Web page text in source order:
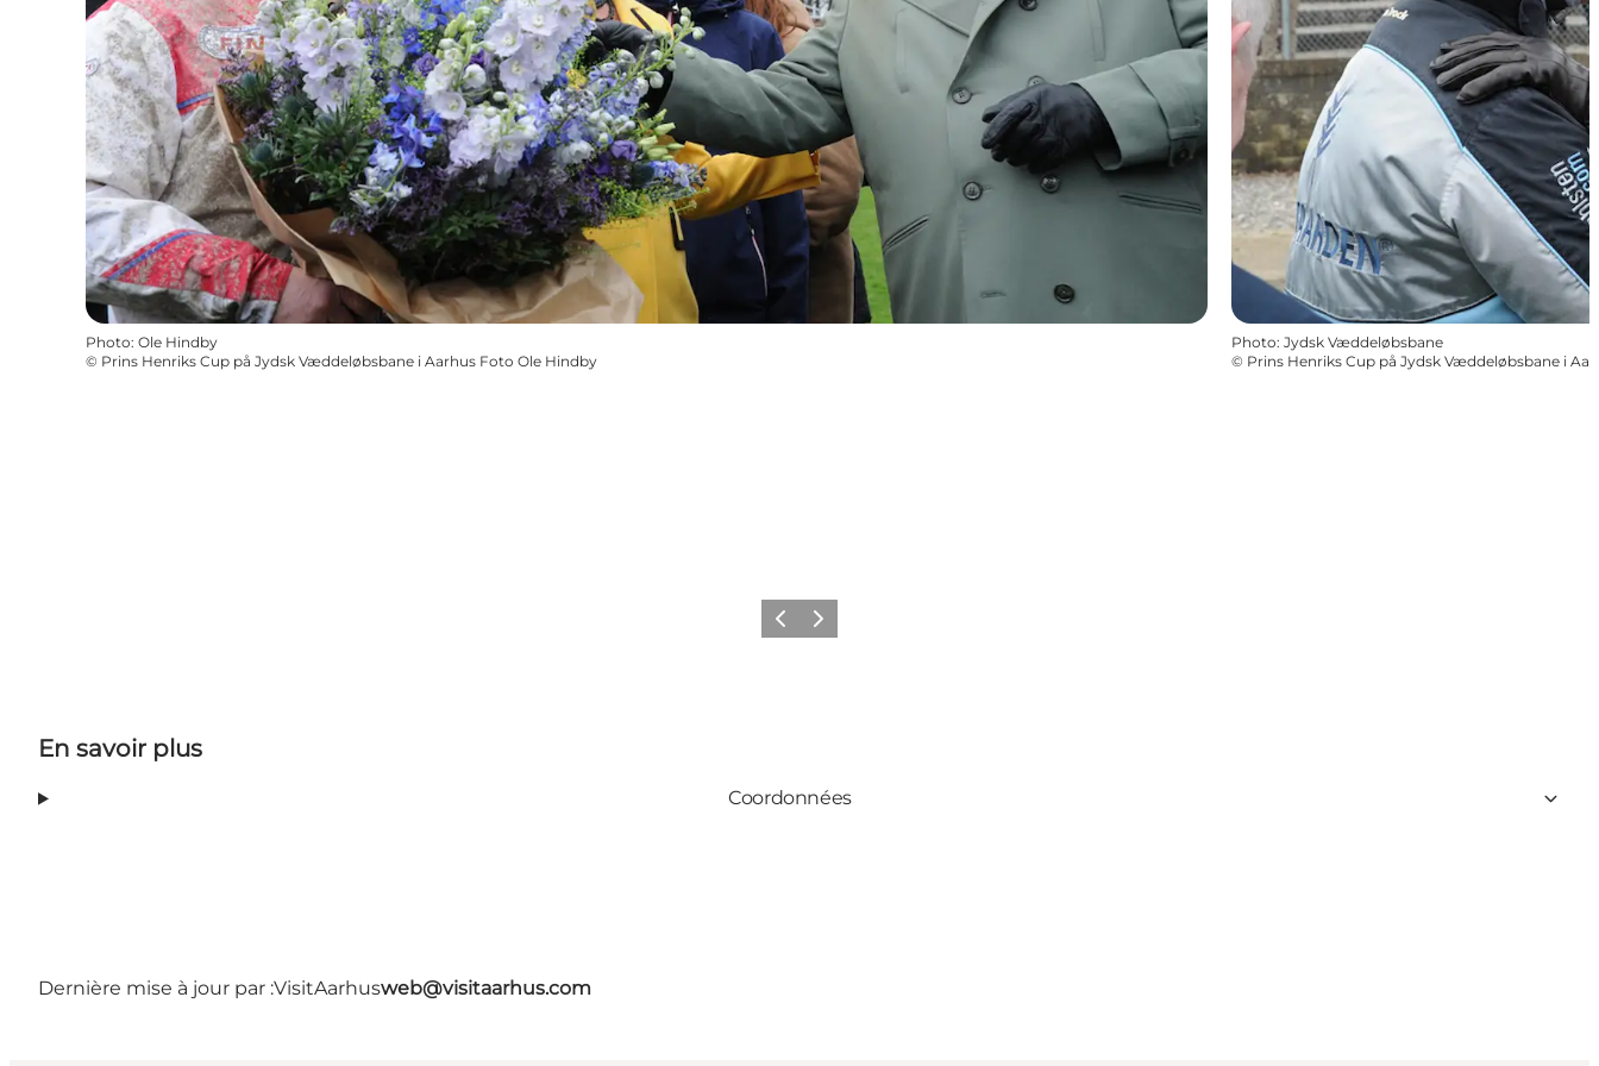
Photo: Ole Hindby
© Prins Henriks Cup på Jydsk Væddeløbsbane i Aarhus Foto Ole Hindby
Photo: Jydsk Væddeløbsbane
© Prins Henriks Cup på Jydsk Væddeløbsbane i
PrécédentSuivant
En savoir plus
Coordonnées
Dernière mise à jour par :VisitAarhusweb@visitaarhus.com